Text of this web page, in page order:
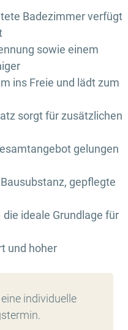
Badezimmer verfügt
sowie einem
ins Freie und lädt zum
sorgt für zusätzlichen
gelungen
gepflegte
ideale Grundlage für
und hoher
individuelle